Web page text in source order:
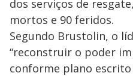
dos serviços de
mortos e 90 feridos.
Segundo Brustolin, o
“reconstruir o poder
conforme plano